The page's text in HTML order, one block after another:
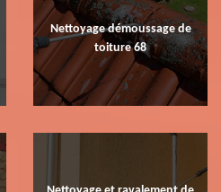
Nettoyage démoussage de
toiture 68